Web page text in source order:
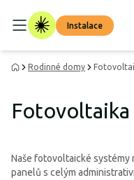
Instalace
Rodinné domy
Fotovoltaika
Naše fotovoltaické systémy
panelů s celým